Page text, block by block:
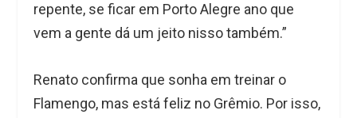
repente, se ficar em Porto Alegre ano que
vem a gente dá um jeito nisso também.”
Renato confirma que sonha em treinar o
Flamengo, mas está feliz no Grêmio. Por isso,